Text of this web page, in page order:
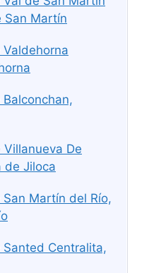
San Martín
De
de Jiloca
Martín del Río,
Centralita,